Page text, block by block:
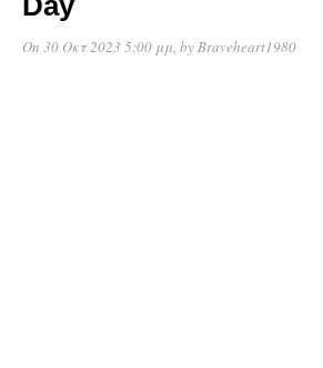
On 30 Οκτ 2023 5:00 μμ, byBraveheart1980